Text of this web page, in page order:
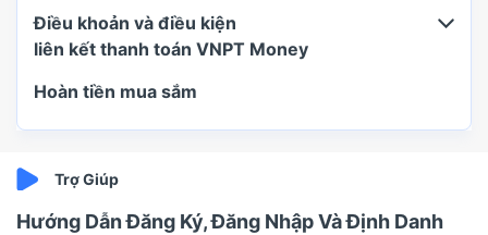
Điều khoản và điều kiện
liên kết thanh toán VNPT Money
Hoàn tiền mua sắm
Hướng Dẫn Đăng Ký, Đăng Nhập Và Định Danh